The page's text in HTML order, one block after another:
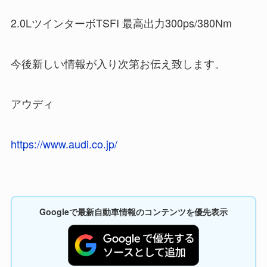
2.0LツインターボTSFI 最高出力300ps/380Nm
今後新しい情報が入り次第お伝え致します。
アウディ
https://www.audi.co.jp/
Googleで最新自動車情報のコンテンツを優先表示